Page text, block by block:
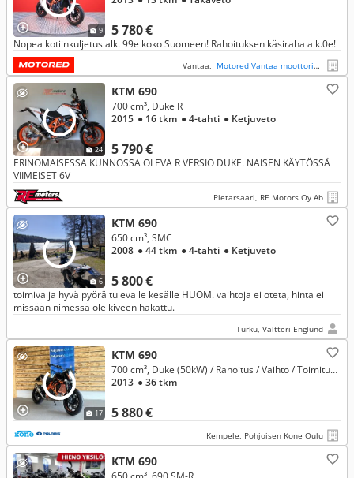
9 5 780 €
Nopea kotiinkuljetus alk. 99e koko Suomeen! Rahoituksen käsiraha alk.0e!
Vantaa, Motored Vantaa moottoripyörät
24
KTM 690
5 790 €
700 cm³, Duke R
2015 ● 16 tkm ● 4-tahti ● Ketjuveto
ERINOMAISESSA KUNNOSSA OLEVA R VERSIO DUKE. NAISEN KÄYTÖSSÄ
VIIMEISET 6V
Pietarsaari, RE Motors Oy Ab
6
KTM 690
5 800 €
650 cm³, SMC
2008 ● 44 tkm ● 4-tahti ● Ketjuveto
toimiva ja hyvä pyörä tulevalle kesälle HUOM. vaihtoja ei oteta, hinta ei
missään nimessä ole kiveen hakattu.
Turku, Valtteri Englund
17
KTM 690
5 880 €
700 cm³, Duke (50kW) / Rahoitus / Vaihto / Toimitus / A2 kilvissä / Täysitehoinen /
2013 ● 36 tkm
Kempele, Pohjoisen Kone Oulu
KTM 690